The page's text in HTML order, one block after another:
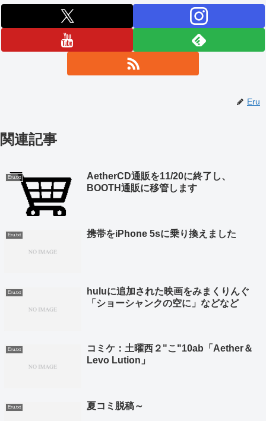
Eru
関連記事
Eru.txt
AetherCD通販を11/20に終了し、
BOOTH通販に移管します
Eru.txt 携帯をiPhone 5sに乗り換えました
Eru.txt
huluに追加された映画をみまくりんぐ
「ショーシャンクの空に」などなど
Eru.txt
コミケ：土曜西２"こ"10ab「Aether＆
Levo Lution」
Eru.txt 夏コミ脱稿～